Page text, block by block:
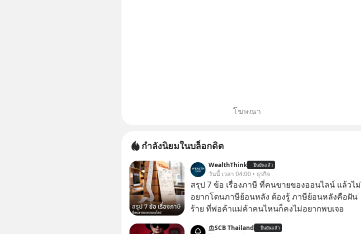
โฆษณา
กำลังนิยมในบล็อกดิต
WealthThink ยืนยันแล้ว
วันนี้ เวลา 04:00 • ธุรกิจ
สรุป 7 ข้อ เรื่องภาษี ที่คนขายของออนไลน์ แล้วไม่
อยากโดนภาษีย้อนหลัง ต้องรู้ ภาษีย้อนหลังคือฝัน
ร้าย ที่พ่อค้าแม่ค้าคนไหนก็คงไม่อยากพบเจอ
SCB Thailand ยืนยันแล้ว